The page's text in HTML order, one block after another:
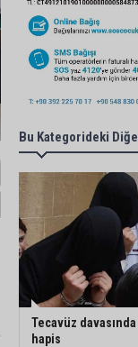
Bu Kategorideki
Tecavüz davasında
hapis